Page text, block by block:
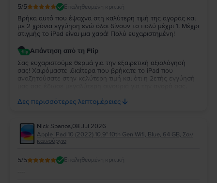
5/5 Επαληθευμένη κριτική
Βρήκα αυτό που έψαχνα στη καλύτερη τιμή της αγοράς και
με 2 χρόνια εγγύηση ενώ όλοι δίνουν το πολύ μέχρι 1. Μέχρι
στιγμής το iPad είναι μια χαρά! Πολύ ευχαριστημένη!
Απάντηση από τη Flip
Σας ευχαριστούμε θερμά για την εξαιρετική αξιολόγησή
σας! Χαιρόμαστε ιδιαίτερα που βρήκατε το iPad που
αναζητούσατε στην καλύτερη τιμή και ότι η 2ετής εγγύησή
να την απολαύσετε για πολύ καιρό.
Δες περισσότερες λεπτομέρειες
Nick Spanos,08 Jul 2026
Apple iPad 10 (2022) 10.9" 10th Gen Wifi, Blue, 64 GB, Σαν
καινούργιο
5/5 Επαληθευμένη κριτική
----